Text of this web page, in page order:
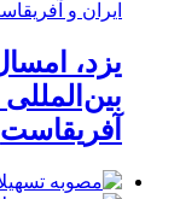
یزد،
آفریقاست